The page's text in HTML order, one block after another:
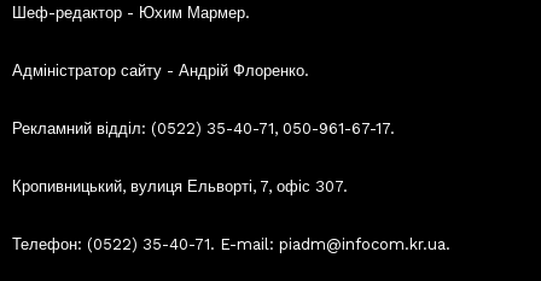
Шеф-редактор - Юхим Мармер.
Адміністратор сайту - Андрій Флоренко.
Рекламний відділ: (0522) 35-40-71, 050-961-67-17.
Кропивницький, вулиця Ельворті, 7, офіс 307.
Телефон: (0522) 35-40-71. E-mail: piadm@infocom.kr.ua.